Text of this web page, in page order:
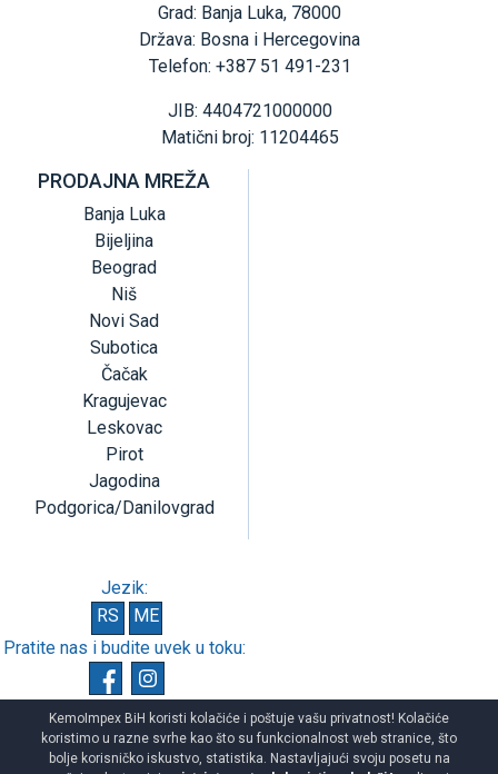
Grad: Banja Luka, 78000
Država: Bosna i Hercegovina
Telefon: +387 51 491-231
JIB: 4404721000000
Matični broj: 11204465
PRODAJNA MREŽA
Banja Luka
Bijeljina
Beograd
Niš
Novi Sad
Subotica
Čačak
Kragujevac
Leskovac
Pirot
Jagodina
Podgorica/Danilovgrad
Jezik:
RS
ME
Pratite nas i budite uvek u toku:
KemoImpex BiH koristi kolačiće i poštuje vašu privatnost! Kolačiće
koristimo u razne svrhe kao što su funkcionalnost web stranice, što
bolje korisničko iskustvo, statistika. Nastavljajući svoju posetu na